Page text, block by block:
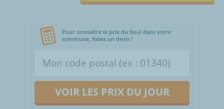
Pour connaître le prix du fioul dans votre
commune, faites un devis !
VOIR LES PRIX DU JOUR